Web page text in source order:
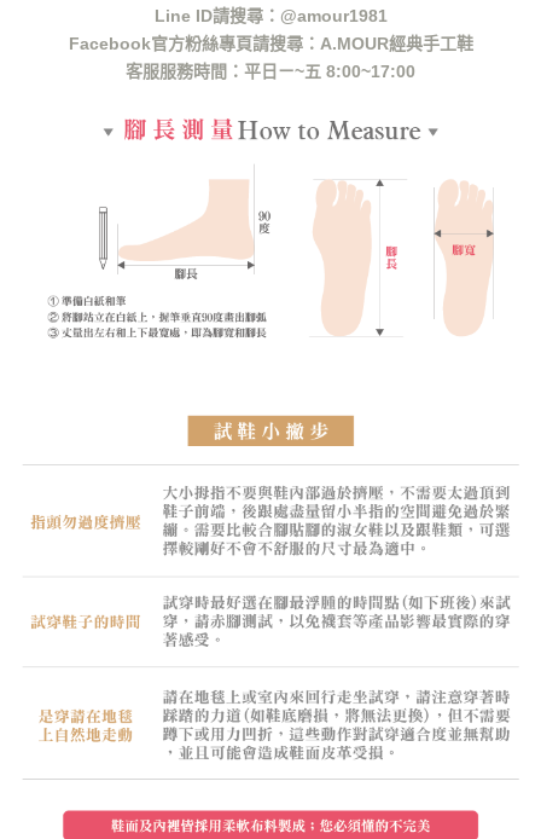
Line ID請搜尋：@amour1981
Facebook官方粉絲專頁請搜尋：A.MOUR經典手工鞋
客服服務時間：平日ㄧ~五 8:00~17:00